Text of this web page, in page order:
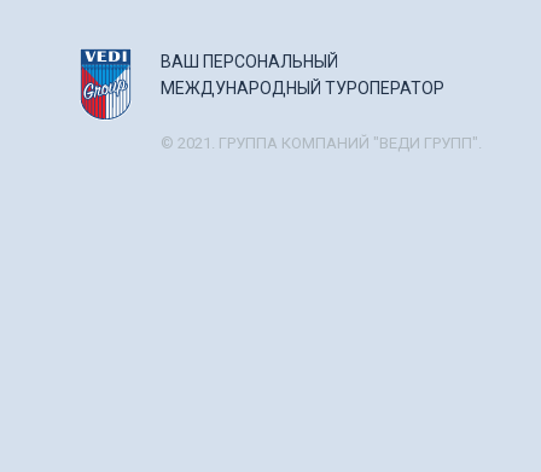
ВАШ ПЕРСОНАЛЬНЫЙ
МЕЖДУНАРОДНЫЙ ТУРОПЕРАТОР
© 2021. ГРУППА КОМПАНИЙ "ВЕДИ ГРУПП".